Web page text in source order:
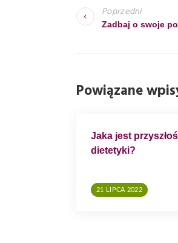
A
W
I
A
W
Poprzedni
Zadbaj o swoje
Powiązane
Jaka jest
dietetyki?
21 LIPCA 2022